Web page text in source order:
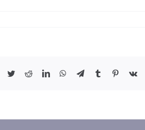
Facebook
TwitterRedditLinkedInWhatsApp
TelegramTumblr Pinterest
Vk